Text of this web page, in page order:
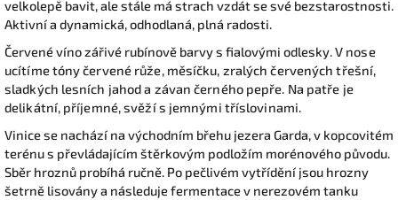
velkolepě bavit, ale stále má strach vzdát se své bezstarostnosti.
Aktivní a dynamická, odhodlaná, plná radosti.
Červené víno zářivé rubínově barvy s fialovými odlesky.V nose
ucítíme tóny červené růže, měsíčku, zralých červených třešní,
sladkých lesních jahod a závan černého pepře. Na patře je
delikátní, příjemné, svěží s jemnými tříslovinami.
Vinice se nachází na východním břehu jezera Garda, v kopcovitém
terénu s převládajícím štěrkovým podložím morénového původu.
Sběr hroznů probíhá ručně. Po pečlivém vytřídění jsou hrozny
šetrně lisovány a následuje fermentace v nerezovém tanku